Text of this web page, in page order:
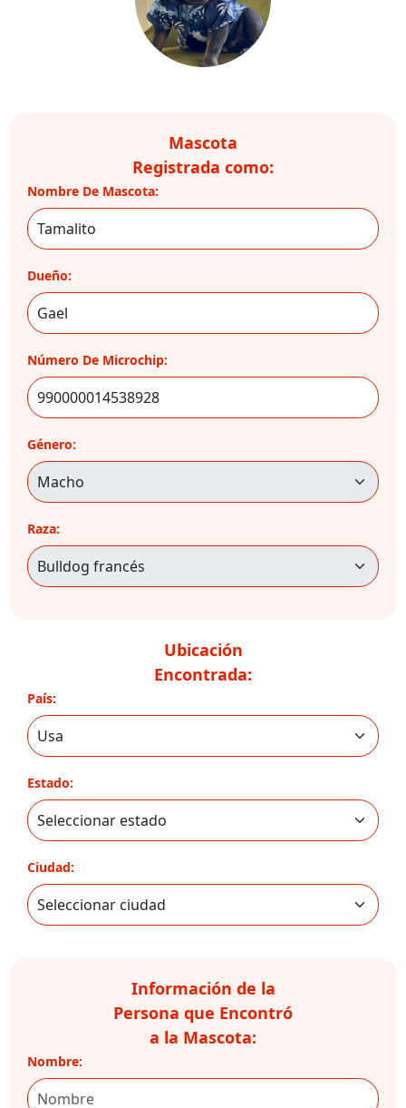
Mascota
Registrada como:
Nombre De Mascota:
Dueño:
Número De Microchip:
Género:
Raza:
Ubicación
Encontrada:
País:
Estado:
Ciudad:
Información de la
Persona que Encontró
a la Mascota:
Nombre: